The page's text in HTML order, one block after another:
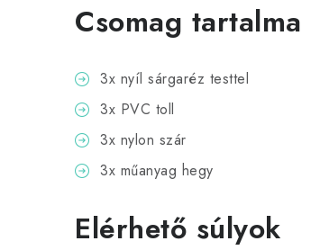
Csomag tartalma
3x nyíl sárgaréz testtel
3x PVC toll
3x nylon szár
3x műanyag hegy
Elérhető súlyok